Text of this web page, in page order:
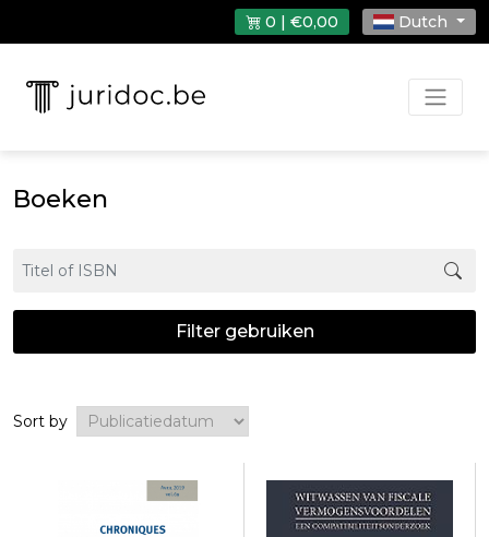
0 | €0,00 Dutch
Boeken
Filter gebruiken
Sort by